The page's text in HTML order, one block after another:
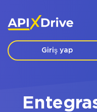
Giriş yap